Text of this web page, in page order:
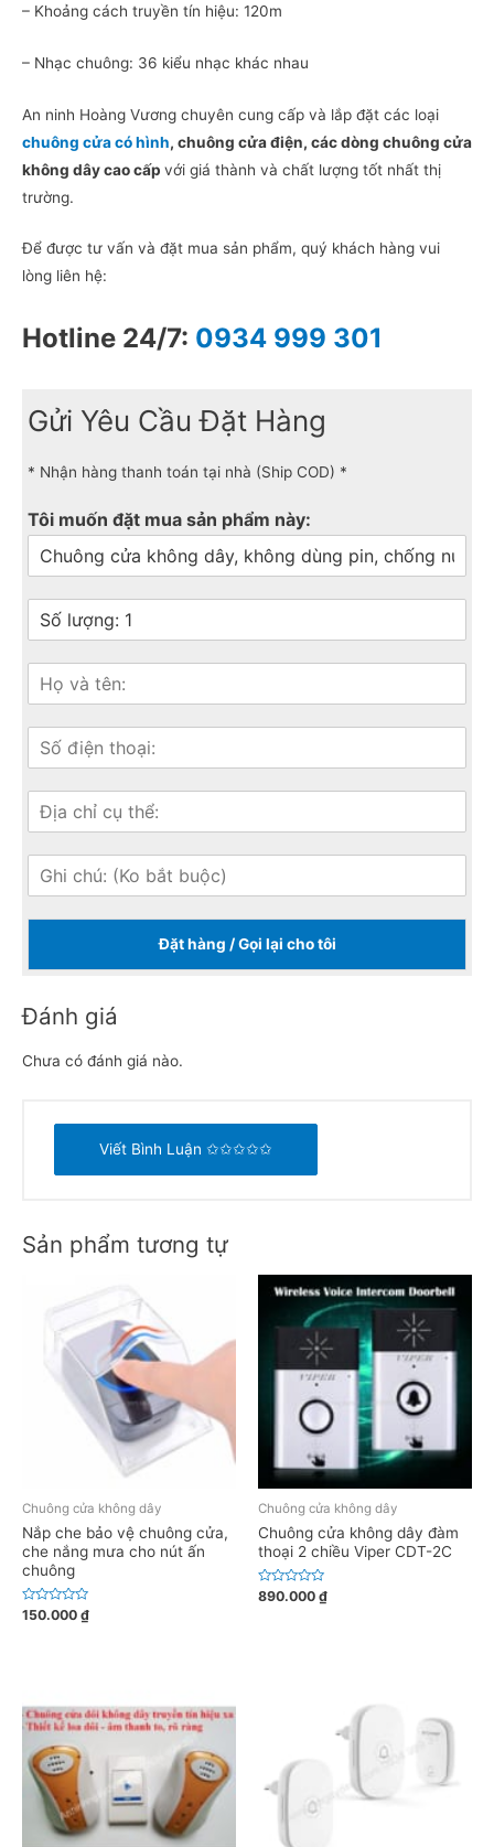
– Khoảng cách truyền tín hiệu: 120m
– Nhạc chuông: 36 kiểu nhạc khác nhau
An ninh Hoàng Vương chuyên cung cấp và lắp đặt các loại
chuông cửa có hình, chuông cửa điện, các dòng chuông cửa
không dây cao cấp với giá thành và chất lượng tốt nhất thị
trường.
Để được tư vấn và đặt mua sản phẩm, quý khách hàng vui
lòng liên hệ:
Hotline 24/7: 0934 999 301
Gửi Yêu Cầu Đặt Hàng
* Nhận hàng thanh toán tại nhà (Ship COD) *
Tôi muốn đặt mua sản phẩm này:
Đặt hàng / Gọi lại cho tôi
Đánh giá
Chưa có đánh giá nào.
Viết Bình Luận ✩✩✩✩✩
Sản phẩm tương tự
Chuông cửa không dây
Nắp che bảo vệ chuông cửa,
che nắng mưa cho nút ấn
chuông
Đ
ạ
n
g
5
s
150.000 ₫
Chuông cửa không dây
Chuông cửa không dây đàm
thoại 2 chiều Viper CDT-2C
Đ
890.000 ₫